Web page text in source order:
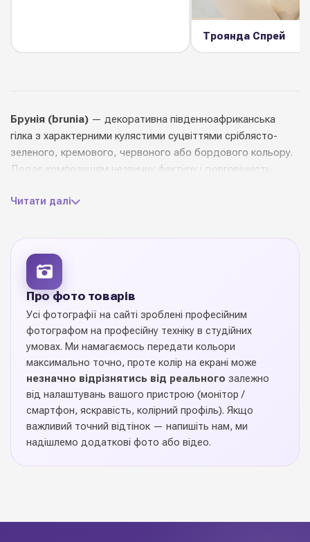
Троянда Спрей
Брунія (brunia) — декоративна південноафриканська
гілка з характерними кулястими суцвіттями сріблясто-
зеленого, кремового, червоного або бордового кольору.
Додає композиціям незвичну фактуру і довговічність
Довжина стебла 50–70 см. У Diamond Pack — один з
композицій.
Купуйтебрунію оптом
для професійних флористів.
Читати далі
Про фото товарів
Усі фотографії на сайті зроблені професійним
фотографом на професійну техніку в студійних
умовах. Ми намагаємось передати кольори
максимально точно, проте колір на екрані може
незначно відрізнятись від реального залежно
від налаштувань вашого пристрою (монітор /
смартфон, яскравість, колірний профіль). Якщо
важливий точний відтінок — напишіть нам, ми
надішлемо додаткові фото або відео.